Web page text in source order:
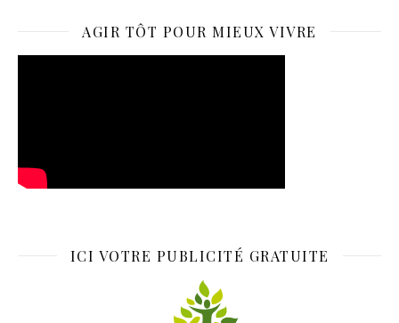
AGIR TÔT POUR MIEUX VIVRE
ICI VOTRE PUBLICITÉ GRATUITE